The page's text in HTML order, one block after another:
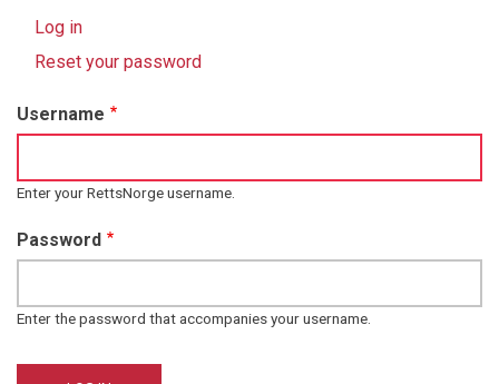
Primary
Log in
tab)
Reset your password
Username
Enter your RettsNorge username.
Password
Enter the password that accompanies your username.